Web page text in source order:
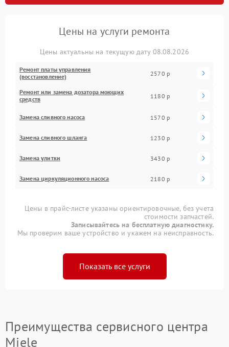
Цены на услуги ремонта
Цены актуальны на текущую дату 08.08.2026
Ремонт платы управления
(восстановление)
2570 р
Ремонт или замена дозатора моющих
средств
1180 р
Замена сливного насоса 1570 р
Замена сливного шланга 1230 р
Замена улитки 3430 р
Замена циркуляционного насоса 2180 р
Цены в прайс-листе указаны ориентировочные, без учета
стоимости запчастей.
Записывайтесь на бесплатную диагностику.
Мы проверим ваше устройство и укажем на неисправность.
Показать все услуги
Преимущества сервисного центра
Miele